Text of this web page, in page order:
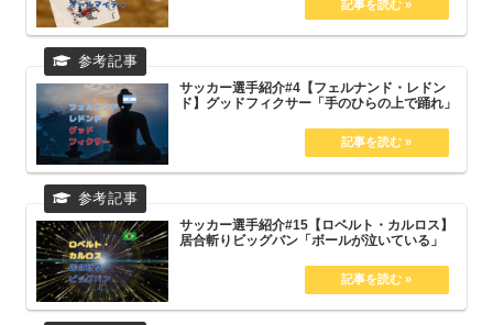
サッカー選手紹介#4【フェルナンド・レドン
ド】グッドフィクサー「手のひらの上で踊れ」
サッカー選手紹介#15【ロベルト・カルロス】
居合斬りビッグバン「ボールが泣いている」